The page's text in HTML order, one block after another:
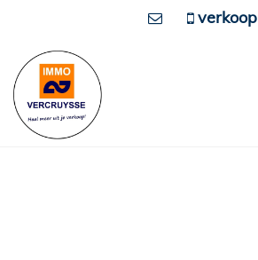
verkoop